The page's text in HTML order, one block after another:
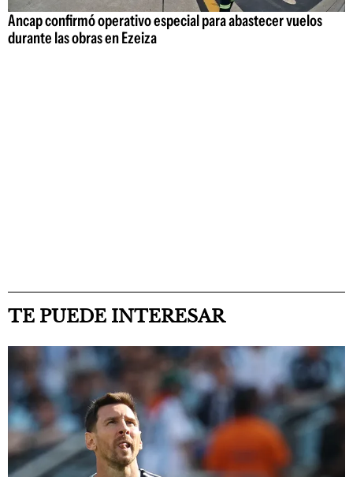
Ancap confirmó operativo especial para abastecer vuelos
durante las obras en Ezeiza
TE PUEDE INTERESAR